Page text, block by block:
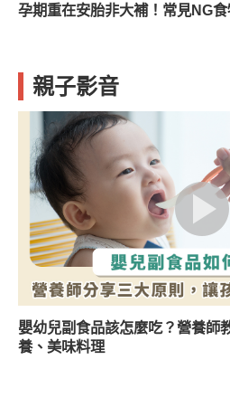
孕期重在安胎非大補！常見NG
親子影音
嬰幼兒副食品該怎麼吃？營養師
養、美味料理